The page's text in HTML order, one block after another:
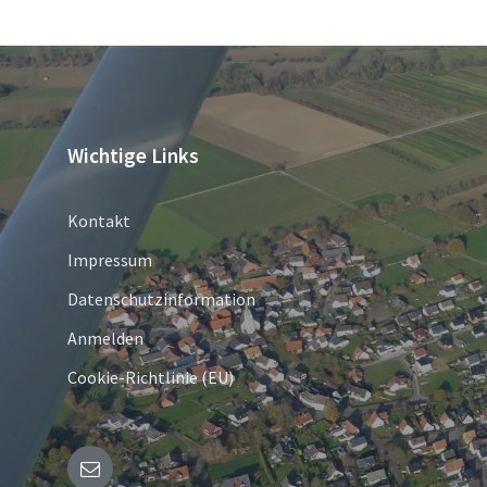
Wichtige Links
Kontakt
Impressum
Datenschutzinformation
Anmelden
Cookie-Richtlinie (EU)
E-